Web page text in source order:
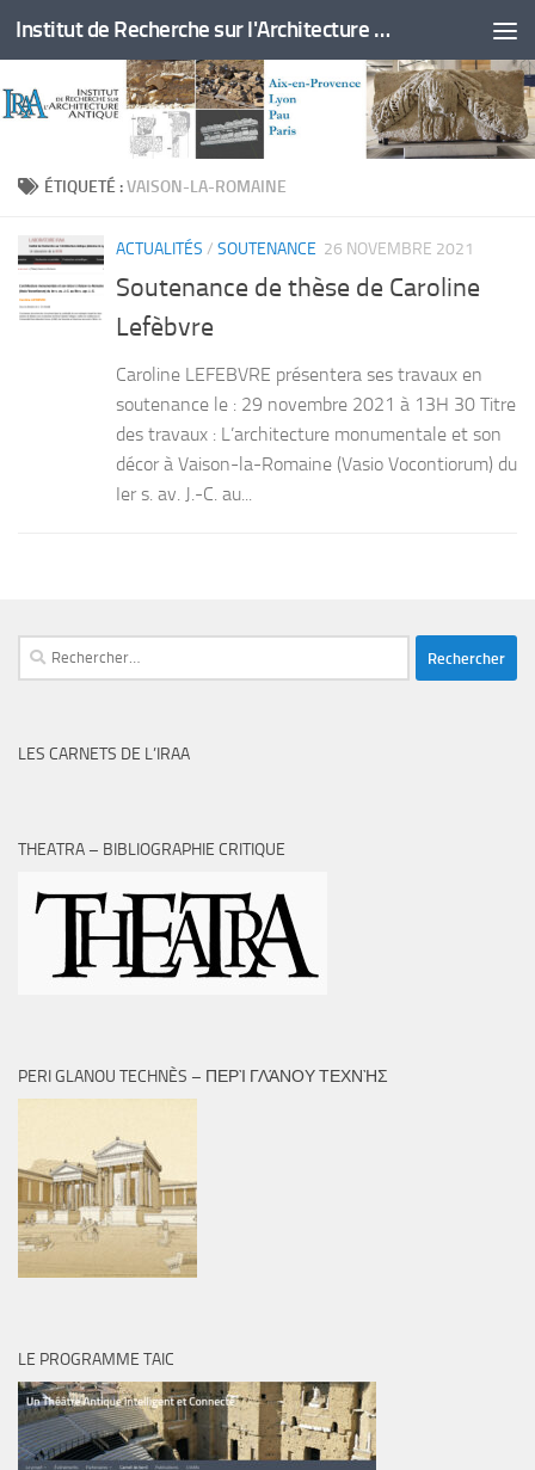
Skip to content Institut de Recherche sur l'Architecture Antique
ÉTIQUETÉ :VAISON-LA-ROMAINE
ACTUALITÉS / SOUTENANCE 26 NOVEMBRE 2021
Soutenance de thèse de Caroline
Lefèbvre
Caroline LEFEBVRE présentera ses travaux en
soutenance le : 29 novembre 2021 à 13H 30 Titre
des travaux : L’architecture monumentale et son
décor à Vaison-la-Romaine (Vasio Vocontiorum) du
Ier s. av. J.-C. au...
Rechercher :
LES CARNETS DE L’IRAA
THEATRA – BIBLIOGRAPHIE CRITIQUE
PERI GLANOU TECHNÈS – ΠΕΡῚ ΓΛΆΝΟΥ ΤΕΧΝῊΣ
LE PROGRAMME TAIC